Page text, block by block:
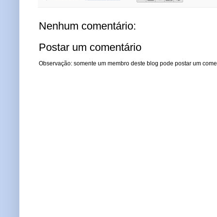
Nenhum comentário:
Postar um comentário
Observação: somente um membro deste blog pode postar um